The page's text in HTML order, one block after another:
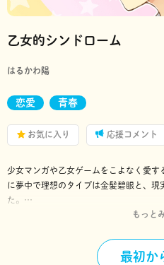
乙女的シンドローム
はるかわ陽
恋愛 青春
お気に入り 応援コメント
少女マンガや乙女ゲームをこよなく愛
に夢中で理想のタイプは金髪碧眼と、現
た。
そんなある日、おとめのクラスに理想そ
るおとめだったが、王子のとある秘密を
もっと
最初か